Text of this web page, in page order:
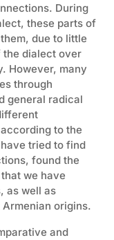
During
these parts of
due to little
dialect over
However, many
through
general radical
to the
tried to find
found the
we have
as well as
origins.
and